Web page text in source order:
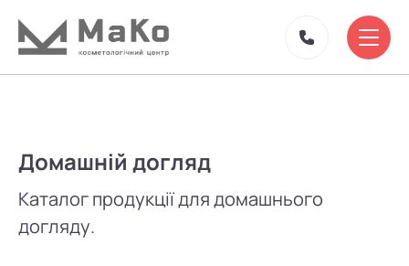
Домашній догляд
Каталог продукції для домашнього
догляду.